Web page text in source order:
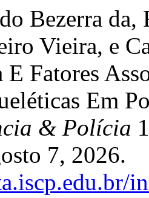
Bezerra da,
Vieira, e
E Fatores
Em
& Polícia
7, 2026.